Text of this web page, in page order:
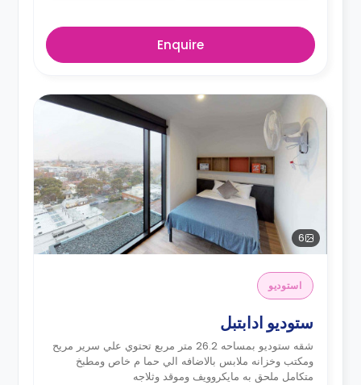
Enquire
6
استوديو
ستوديو ادابتبل
شقه ستوديو بمساحه 26.2 متر مربع تحتوي علي سرير مريح
ومكتب وخزانه ملابس بالاضافه الي حما م خاص ومطبخ
متكامل ملحق به مايكروويف وموقد وثلاجه